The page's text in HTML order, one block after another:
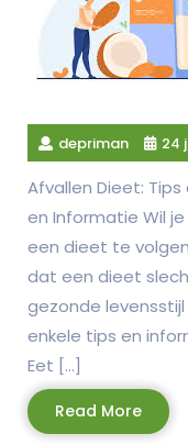
depriman 24
Afvallen Dieet:
en Informatie Wil
een dieet te
dat een dieet
gezonde
enkele tips en
Eet […]
Read MoreRead
More